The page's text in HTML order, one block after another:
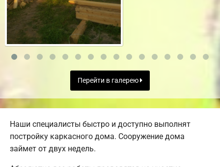
Перейти в галерею
Наши специалисты быстро и доступно выполнят
постройку каркасного дома. Сооружение дома
займет от двух недель.